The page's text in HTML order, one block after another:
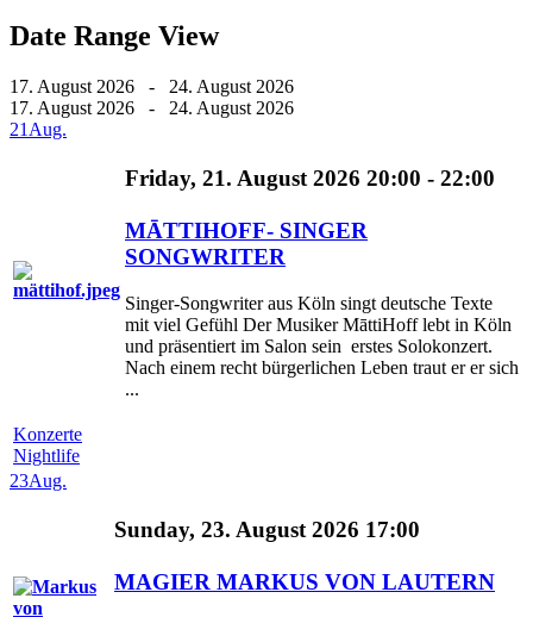
Date Range View
17. August 2026 - 24. August 2026
17. August 2026 - 24. August 2026
21 Aug.
Friday, 21. August 2026 20:00 - 22:00
MĀTTIHOFF- SINGER
SONGWRITER
Singer-Songwriter aus Köln singt deutsche Texte
mit viel Gefühl Der Musiker MāttiHoff lebt in Köln
und präsentiert im Salon sein erstes Solokonzert.
Nach einem recht bürgerlichen Leben traut er er sich
...
Konzerte
Nightlife
23Aug.
Sunday, 23. August 2026 17:00
MAGIER MARKUS VON LAUTERN